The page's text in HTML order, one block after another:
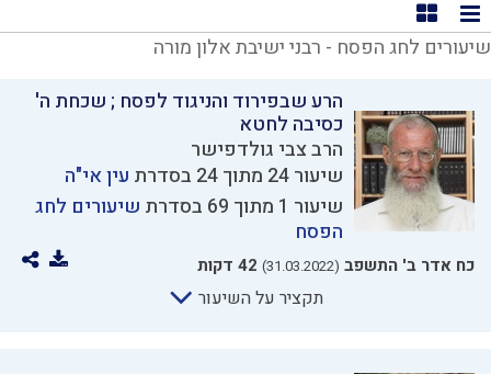
תצוגת רשימה
תצוגת קוביות
שיעורים לחג הפסח - רבני ישיבת אלון מורה
הרע שבפירוד והניגוד לפסח ; שכחת ה'
כסיבה לחטא
הרב צבי גולדפישר
שיעור 24 מתוך 24 בסדרת
עין אי"ה
שיעור 1 מתוך 69 בסדרת
שיעורים לחג
הפסח
כח אדר ב' התשפב (31.03.2022) 42 דקות
תקציר על השיעור